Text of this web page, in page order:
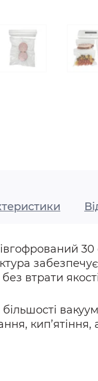
втрати
кип’ятіння,